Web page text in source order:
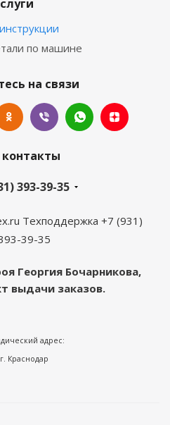
по машине
на связи
393-39-35
Техподдержка +7 (931)
39-35
Георгия Бочарникова,
выдачи заказов.
адрес:
г. Краснодар